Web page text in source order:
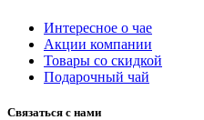
Интересное о чае
Акции компании
Товары со скидкой
Подарочный чай
Связаться с нами